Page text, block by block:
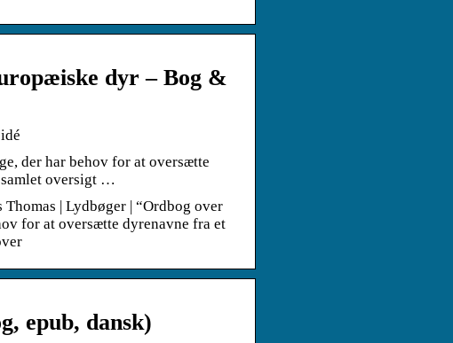
dyr – Bog &
der har behov for at oversætte
samlet oversigt …
| Lydbøger | “Ordbog over
for at oversætte dyrenavne fra et
epub, dansk)